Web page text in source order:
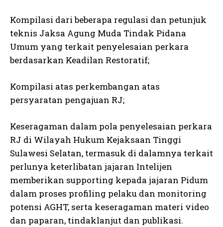
Kompilasi dari beberapa regulasi dan petunjuk
teknis Jaksa Agung Muda Tindak Pidana
Umum yang terkait penyelesaian perkara
berdasarkan Keadilan Restoratif;
Kompilasi atas perkembangan atas
persyaratan pengajuan RJ;
Keseragaman dalam pola penyelesaian perkara
RJ di Wilayah Hukum Kejaksaan Tinggi
Sulawesi Selatan, termasuk di dalamnya terkait
perlunya keterlibatan jajaran Intelijen
memberikan supporting kepada jajaran Pidum
dalam proses profiling pelaku dan monitoring
potensi AGHT, serta keseragaman materi video
dan paparan, tindaklanjut dan publikasi.